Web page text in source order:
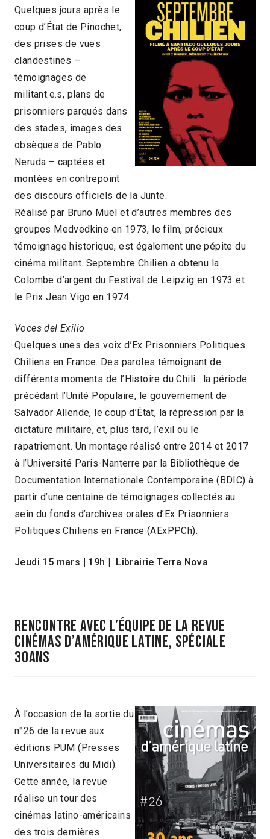
Quelques jours après le
coup d’État de Pinochet,
des prises de vues
clandestines –
témoignages de
militant.e.s, plans de
prisonniers parqués dans
des stades, images des
obsèques de Pablo
Neruda – captées et
montées en contrepoint
des discours officiels de la Junte.
Réalisé par Bruno Muel et d’autres membres des
groupes Medvedkine en 1973, le film, précieux
témoignage historique, est également une pépite du
cinéma militant. Septembre Chilien a obtenu la
Colombe d’argent du Festival de Leipzig en 1973 et
le Prix Jean Vigo en 1974.
Voces del Exilio
Quelques unes des voix d’Ex Prisonniers Politiques
Chiliens en France. Des paroles témoignant de
différents moments de l’Histoire du Chili : la période
précédant l’Unité Populaire, le gouvernement de
Salvador Allende, le coup d’État, la répression par la
dictature militaire, et, plus tard, l’exil ou le
rapatriement. Un montage réalisé entre 2014 et 2017
à l’Université Paris-Nanterre par la Bibliothèque de
Documentation Internationale Contemporaine (BDIC) à
partir d’une centaine de témoignages collectés au
sein du fonds d’archives orales d’Ex Prisonniers
Politiques Chiliens en France (AExPPCh).
Jeudi 15 mars | 19h | Librairie Terra Nova
Rencontre avec l’équipe de la revue
Cinémas d’Amérique latine, SPÉCIALE
30ANS
À l’occasion de la sortie du
n°26 de la revue aux
éditions PUM (Presses
Universitaires du Midi).
Cette année, la revue
réalise un tour des
cinémas latino-américains
des trois dernières